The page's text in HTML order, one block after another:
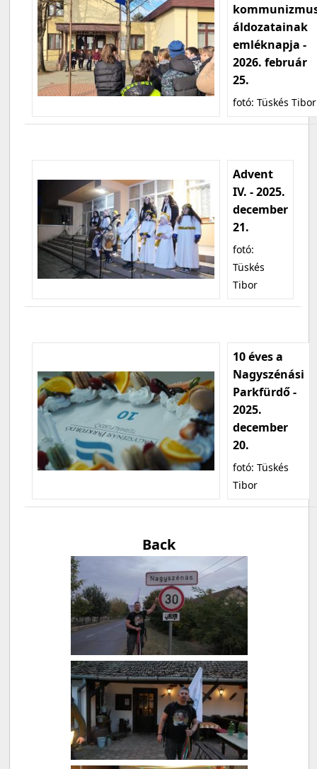
áldozatainak
emléknapja -
2026. február
25.
fotó: Tüskés Tibor
Advent
IV. - 2025.
december
21.
fotó:
Tüskés
Tibor
10 éves a
Nagyszénási
Parkfürdő -
2025.
december
20.
fotó: Tüskés
Tibor
Back